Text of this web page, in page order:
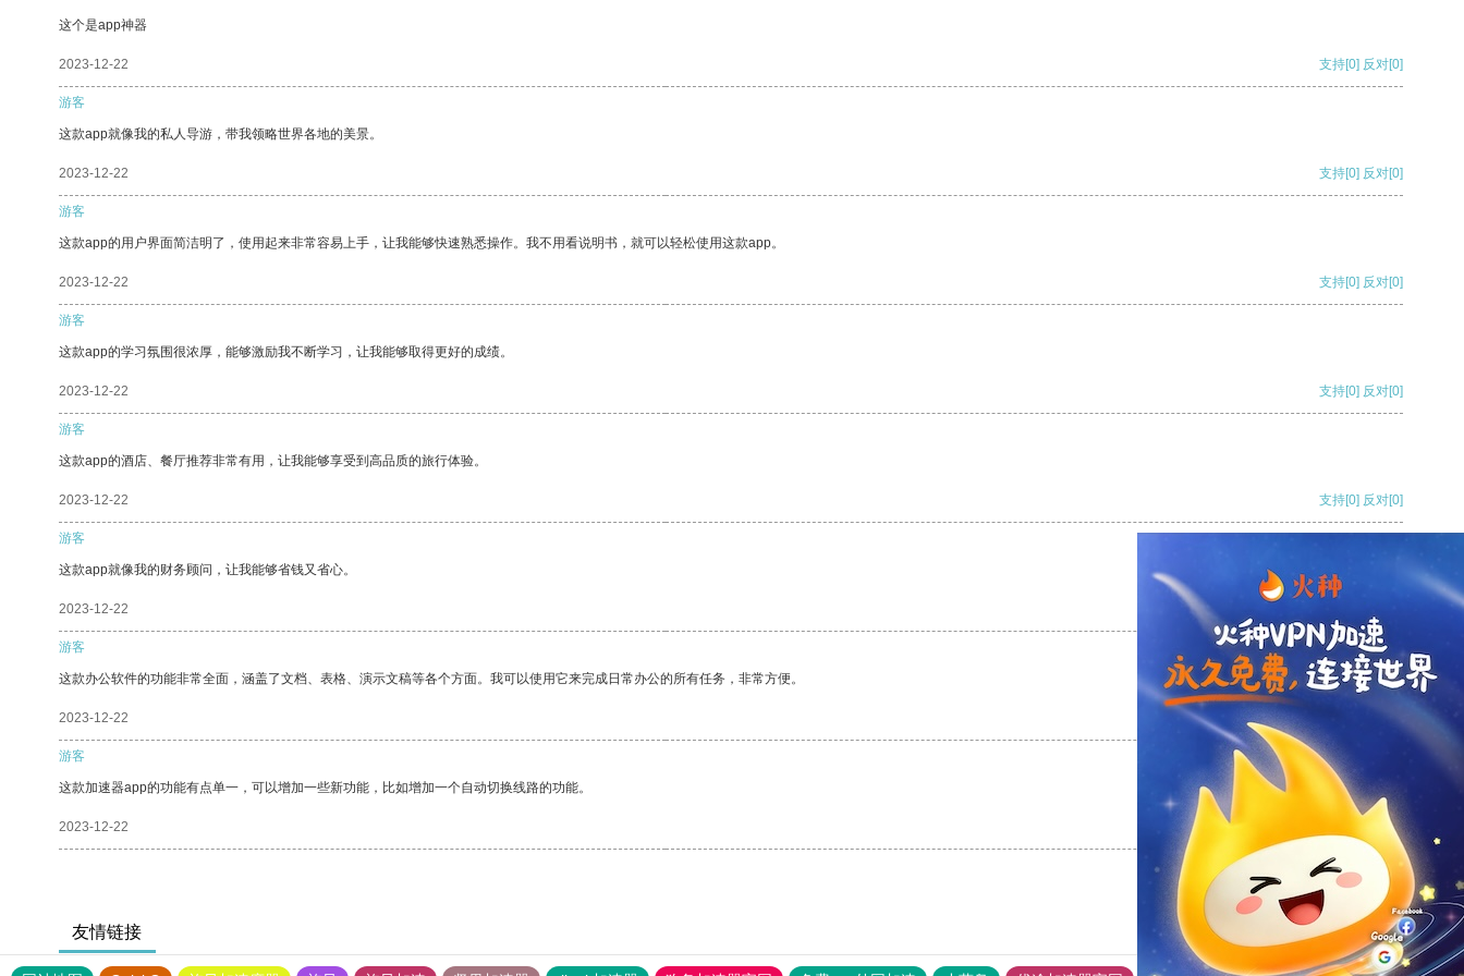
这个是app神器
2023-12-22 支持[0] 反对[0]
游客
这款app就像我的私人导游，带我领略世界各地的美景。
2023-12-22 支持[0] 反对[0]
游客
这款app的用户界面简洁明了，使用起来非常容易上手，让我能够快速熟悉操作。我不用看说明书，就可以轻松使用这款app。
2023-12-22 支持[0] 反对[0]
游客
这款app的学习氛围很浓厚，能够激励我不断学习，让我能够取得更好的成绩。
2023-12-22 支持[0] 反对[0]
游客
这款app的酒店、餐厅推荐非常有用，让我能够享受到高品质的旅行体验。
2023-12-22 支持[0] 反对[0]
游客
这款app就像我的财务顾问，让我能够省钱又省心。
2023-12-22
游客
这款办公软件的功能非常全面，涵盖了文档、表格、演示文稿等各个方面。我可以使用它来完成日常办公的所有任务，非常方便。
2023-12-22 反对
游客
这款加速器app的功能有点单一，可以增加一些新功能，比如增加一个自动切换线路的功能。
2023-12-22 反对[0]
友情链接